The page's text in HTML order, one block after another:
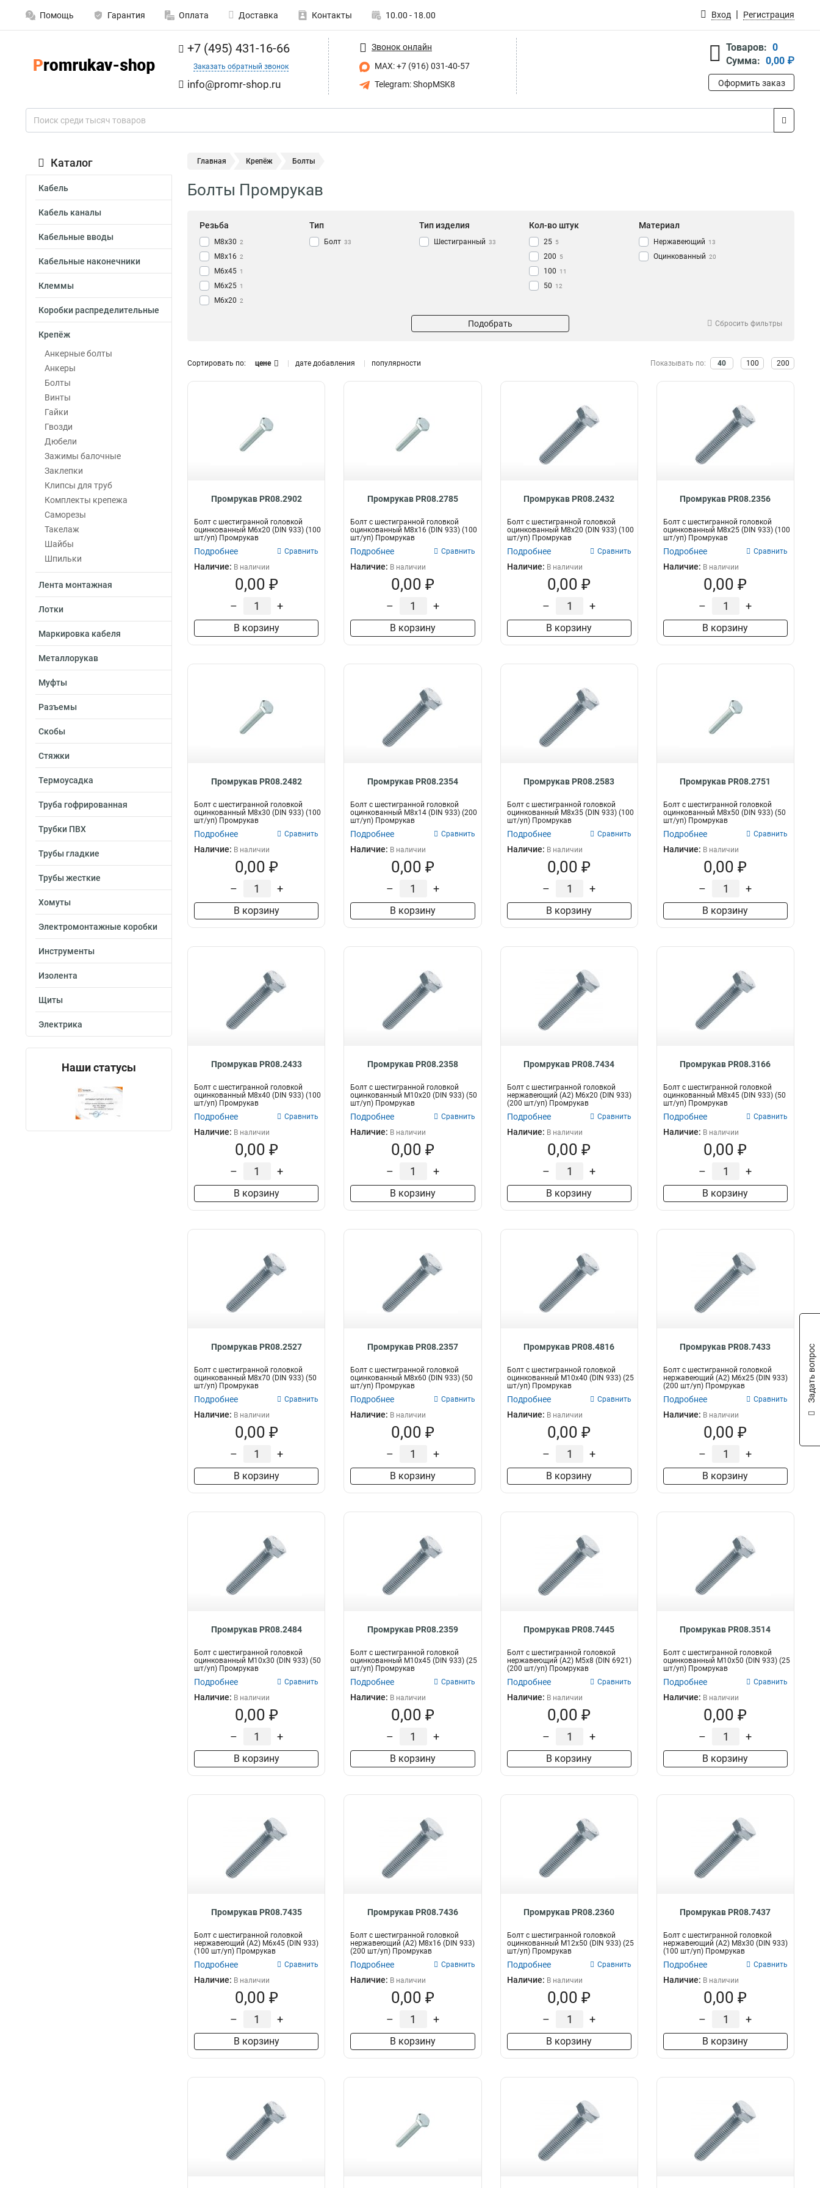
Помощь Гарантия Оплата Доставка Контакты 10.00 - 18.00 Вход Регистрация
+7 (495) 431-16-66
Заказать обратный звонок
info@promr-shop.ru
Звонок онлайн
MAX: +7 (916) 031-40-57
Telegram: ShopMSK8
Товаров: 0
Сумма: 0,00 ₽
Оформить заказ
Каталог
Кабель
Кабель каналы
Кабельные вводы
Кабельные наконечники
Клеммы
Коробки распределительные
Крепёж
Анкерные болты
Анкеры
Болты
Винты
Гайки
Гвозди
Дюбели
Зажимы балочные
Заклепки
Клипсы для труб
Комплекты крепежа
Саморезы
Такелаж
Шайбы
Шпильки
Лента монтажная
Лотки
Маркировка кабеля
Металлорукав
Муфты
Разъемы
Скобы
Стяжки
Термоусадка
Труба гофрированная
Трубки ПВХ
Трубы гладкие
Трубы жесткие
Хомуты
Электромонтажные коробки
Инструменты
Изолента
Щиты
Электрика
Наши статусы
Главная Крепёж Болты
Болты Промрукав
Резьба
М8х30 2
М8х16 2
М6х45 1
М6х25 1
М6х20 2
М10х40 1
М8х25 1
М8х20 1
М8х14 1
М12х50
М10х45 1
М10х20
М8х60
Тип
Болт 33
Тип изделия
Шестигранный 33
Кол-во штук
25 5
200 5
100 11
50 12
Материал
Нержавеющий 13
Оцинкованный 20
Подобрать Сбросить фильтры
Сортировать по: цене дате добавления популярности Показывать по: 40 100 200
Промрукав PR08.2902
Болт с шестигранной головкой
оцинкованный М6х20 (DIN 933) (100
шт/уп) Промрукав
Подробнее Сравнить
Наличие: В наличии
0,00 ₽
– +
В корзину
Промрукав PR08.2785
Болт с шестигранной головкой
оцинкованный М8х16 (DIN 933) (100
шт/уп) Промрукав
Подробнее Сравнить
Наличие: В наличии
0,00 ₽
– +
В корзину
Промрукав PR08.2432
Болт с шестигранной головкой
оцинкованный М8х20 (DIN 933) (100
шт/уп) Промрукав
Подробнее Сравнить
Наличие: В наличии
0,00 ₽
– +
В корзину
Промрукав PR08.2356
Болт с шестигранной головкой
оцинкованный М8х25 (DIN 933) (100
шт/уп) Промрукав
Подробнее Сравнить
Наличие: В наличии
0,00 ₽
– +
В корзину
Промрукав PR08.2482
Болт с шестигранной головкой
оцинкованный М8х30 (DIN 933) (100
шт/уп) Промрукав
Подробнее Сравнить
Наличие: В наличии
0,00 ₽
– +
В корзину
Промрукав PR08.2354
Болт с шестигранной головкой
оцинкованный М8х14 (DIN 933) (200
шт/уп) Промрукав
Подробнее Сравнить
Наличие: В наличии
0,00 ₽
– +
В корзину
Промрукав PR08.2583
Болт с шестигранной головкой
оцинкованный М8х35 (DIN 933) (100
шт/уп) Промрукав
Подробнее Сравнить
Наличие: В наличии
0,00 ₽
– +
В корзину
Промрукав PR08.2751
Болт с шестигранной головкой
оцинкованный М8х50 (DIN 933) (50
шт/уп) Промрукав
Подробнее Сравнить
Наличие: В наличии
0,00 ₽
– +
В корзину
Промрукав PR08.2433
Болт с шестигранной головкой
оцинкованный М8х40 (DIN 933) (100
шт/уп) Промрукав
Подробнее Сравнить
Наличие: В наличии
0,00 ₽
– +
В корзину
Промрукав PR08.2358
Болт с шестигранной головкой
оцинкованный М10х20 (DIN 933) (50
шт/уп) Промрукав
Подробнее Сравнить
Наличие: В наличии
0,00 ₽
– +
В корзину
Промрукав PR08.7434
Болт с шестигранной головкой
нержавеющий (А2) M6х20 (DIN 933)
(200 шт/уп) Промрукав
Подробнее Сравнить
Наличие: В наличии
0,00 ₽
– +
В корзину
Промрукав PR08.3166
Болт с шестигранной головкой
оцинкованный М8х45 (DIN 933) (50
шт/уп) Промрукав
Подробнее Сравнить
Наличие: В наличии
0,00 ₽
– +
В корзину
Промрукав PR08.2527
Болт с шестигранной головкой
оцинкованный М8х70 (DIN 933) (50
шт/уп) Промрукав
Подробнее Сравнить
Наличие: В наличии
0,00 ₽
– +
В корзину
Промрукав PR08.2357
Болт с шестигранной головкой
оцинкованный М8х60 (DIN 933) (50
шт/уп) Промрукав
Подробнее Сравнить
Наличие: В наличии
0,00 ₽
– +
В корзину
Промрукав PR08.4816
Болт с шестигранной головкой
оцинкованный М10х40 (DIN 933) (25
шт/уп) Промрукав
Подробнее Сравнить
Наличие: В наличии
0,00 ₽
– +
В корзину
Промрукав PR08.7433
Болт с шестигранной головкой
нержавеющий (А2) M6х25 (DIN 933)
(200 шт/уп) Промрукав
Подробнее Сравнить
Наличие: В наличии
0,00 ₽
– +
В корзину
Промрукав PR08.2484
Болт с шестигранной головкой
оцинкованный М10х30 (DIN 933) (50
шт/уп) Промрукав
Подробнее Сравнить
Наличие: В наличии
0,00 ₽
– +
В корзину
Промрукав PR08.2359
Болт с шестигранной головкой
оцинкованный М10х45 (DIN 933) (25
шт/уп) Промрукав
Подробнее Сравнить
Наличие: В наличии
0,00 ₽
– +
В корзину
Промрукав PR08.7445
Болт с шестигранной головкой
нержавеющий (А2) M5х8 (DIN 6921)
(200 шт/уп) Промрукав
Подробнее Сравнить
Наличие: В наличии
0,00 ₽
– +
В корзину
Промрукав PR08.3514
Болт с шестигранной головкой
оцинкованный М10х50 (DIN 933) (25
шт/уп) Промрукав
Подробнее Сравнить
Наличие: В наличии
0,00 ₽
– +
В корзину
Промрукав PR08.7435
Болт с шестигранной головкой
нержавеющий (А2) M6х45 (DIN 933)
(100 шт/уп) Промрукав
Подробнее Сравнить
Наличие: В наличии
0,00 ₽
– +
В корзину
Промрукав PR08.7436
Болт с шестигранной головкой
нержавеющий (А2) M8х16 (DIN 933)
(200 шт/уп) Промрукав
Подробнее Сравнить
Наличие: В наличии
0,00 ₽
– +
В корзину
Промрукав PR08.2360
Болт с шестигранной головкой
оцинкованный М12х50 (DIN 933) (25
шт/уп) Промрукав
Подробнее Сравнить
Наличие: В наличии
0,00 ₽
– +
В корзину
Промрукав PR08.7437
Болт с шестигранной головкой
нержавеющий (А2) M8х30 (DIN 933)
(100 шт/уп) Промрукав
Подробнее Сравнить
Наличие: В наличии
0,00 ₽
– +
В корзину
Задать вопрос